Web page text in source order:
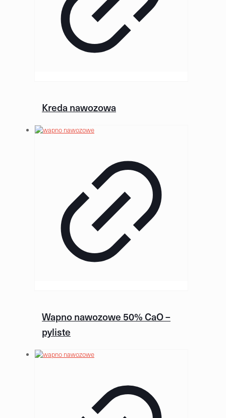
Kreda nawozowa
Wapno nawozowe 50% CaO –
pyliste